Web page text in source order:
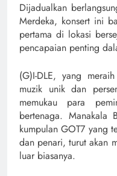
Dijadualkan
Merdeka, konsert ini
pertama di lokasi
pencapaian penting
(G)I-DLE, yang
muzik unik dan
memukau para
bertenaga. Manakala
kumpulan GOT7 yang
dan penari, turut akan
luar biasanya.